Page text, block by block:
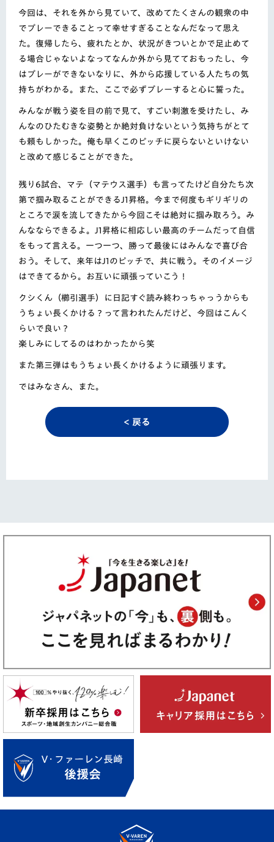
今回は、それを外から見ていて、 改めてたくさんの観衆の中
でプレーできることって幸せすぎること なんだなって思え
た。復帰したら、疲れたとか、状況がきついとかで足止めて
る場合じゃない よなってなんか外から見てておもったし、 今
はプレーができないなりに、外から応援している人たちの気
持ちがわか る。また、ここで必ずプレーすると心に誓った。
みんなが戦う姿を目の前で見て、すごい刺激を受けたし、 み
んなのひたむきな姿勢とか絶対負けないという気持ちがとて
も頼 もしかった。俺も早くこのピッチに戻らないといけない
と改めて感じること ができた。
残り6試合、 マテ（マテウス選手）も言ってたけど自分たち次
第で掴み取ることができるJ1昇格。今まで何度もギリギリの
ところで涙を流してきたから今回こそは絶対に掴み取ろう。み
んなならできるよ。J1昇格に相応しい最高のチームだって自信
をもって言える。一つ一つ、勝って最後にはみんなで喜び合
おう。 そして、来年はJ1のピッチで、共に戦う。そのイメージ
はできてるから。お互いに頑張っていこう！
クシくん（櫛引選手）に日記すぐ読み終わっちゃっうからも
うちょい長くかける ？って言われたんだけど、今回はこんく
らいで良い？
楽しみにしてるのはわかったから笑
また第三弾はもうちょい長くかけるように頑張ります。
ではみなさん、また。
< 戻る